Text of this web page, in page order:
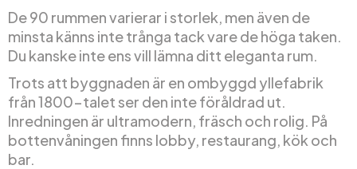
De 90 rummen varierar i storlek, men även de
minsta känns inte trånga tack vare de höga taken.
Du kanske inte ens vill lämna ditt eleganta rum.
Trots att byggnaden är en ombyggd yllefabrik
från 1800-talet ser den inte föråldrad ut.
Inredningen är ultramodern, fräsch och rolig. På
bottenvåningen finns lobby, restaurang, kök och
bar.